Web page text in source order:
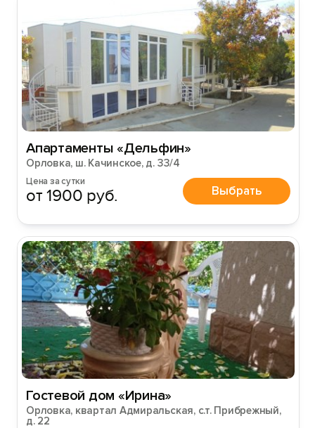
Апартаменты «Дельфин»
Орловка, ш. Качинское, д. 33/4
Цена за сутки
от 1900 руб. Выбрать
Гостевой дом «Ирина»
Орловка, квартал Адмиральская, с.т. Прибрежный,
д. 22